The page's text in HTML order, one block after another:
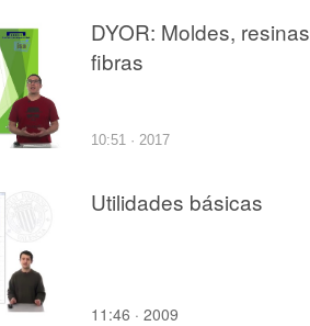
DYOR: Moldes,
fibras
10:51 · 2017
Utilidades básicas
11:46 · 2009